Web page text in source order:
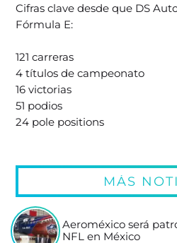
Cifras clave desde que DS
Fórmula E:
121 carreras
4 títulos de campeonato
16 victorias
51 podios
24 pole positions
MÁS
Aeroméxico será
NFL en México